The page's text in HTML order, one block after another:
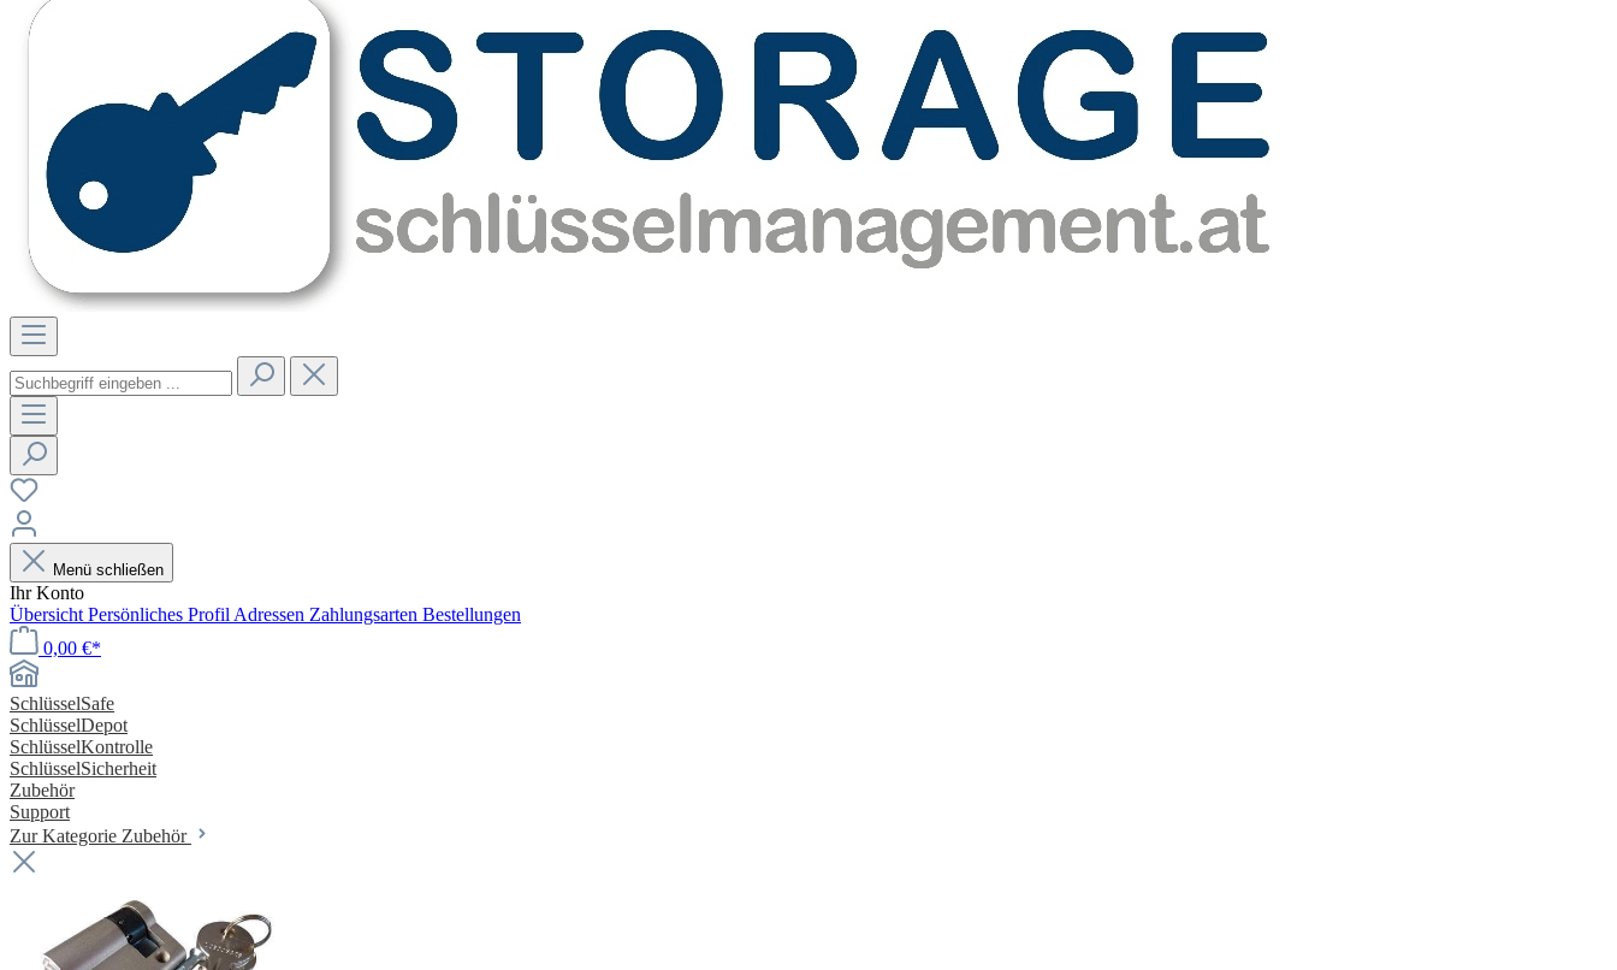
Menü schließen
Ihr Konto
Übersicht Persönliches Profil Adressen Zahlungsarten Bestellungen
0,00 €*
SchlüsselSafe
SchlüsselDepot
SchlüsselKontrolle
SchlüsselSicherheit
Zubehör
Support
Zur Kategorie Zubehör